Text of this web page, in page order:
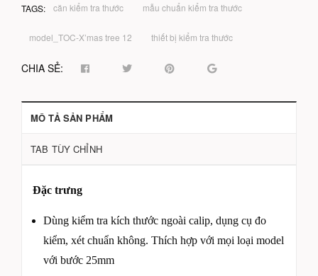
TAGS: căn kiểm tra thước mẫu chuẩn kiểm tra thước
model_TOC-X’mas tree 12 thiết bị kiểm tra thước
CHIA SẺ:
MÔ TẢ SẢN PHẨM
TAB TÙY CHỈNH
Đặc trưng
Dùng kiểm tra kích thước ngoài calip, dụng cụ đo
kiểm, xét chuẩn không. Thích hợp với mọi loại model
với bước 25mm